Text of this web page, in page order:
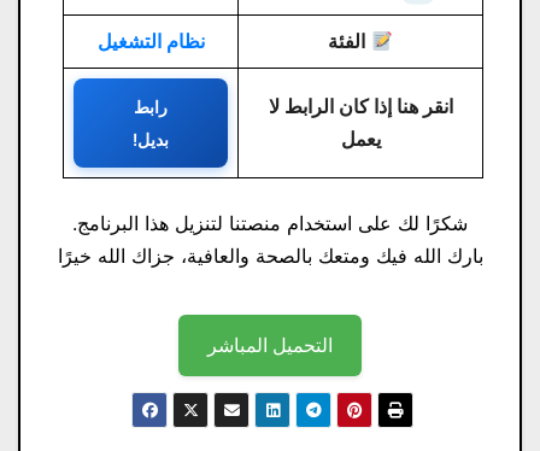
الفئة نظام التشغيل
انقر هنا إذا كان الرابط لا
يعمل
رابط
بديل!
شكرًا لك على استخدام منصتنا لتنزيل هذا البرنامج.
بارك الله فيك ومتعك بالصحة والعافية، جزاك الله خيرًا
التحميل المباشر